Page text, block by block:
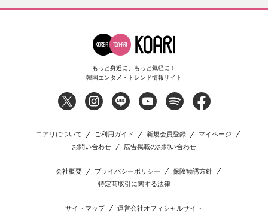
もっと身近に、もっと気軽に！
韓国エンタメ・トレンド情報サイト
コアリについて ご利用ガイド 新規会員登録
マイページ
お問い合わせ
広告掲載のお問い合わせ
会社概要 プライバシーポリシー
保険勧誘方針
特定商取引に関する法律
サイトマップ 運営会社オフィシャルサイト